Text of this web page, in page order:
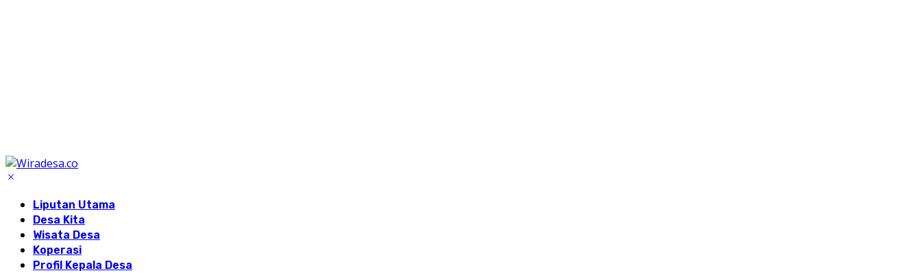
Liputan Utama
Desa Kita
Wisata Desa
Koperasi
Profil Kepala Desa